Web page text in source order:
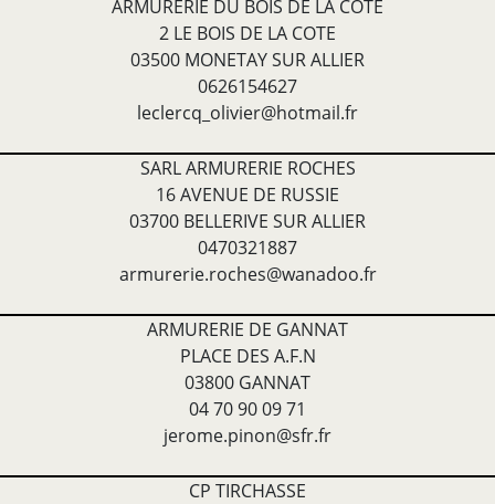
ARMURERIE DU BOIS DE LA COTE
2 LE BOIS DE LA COTE
03500 MONETAY SUR ALLIER
0626154627
leclercq_olivier@hotmail.fr
SARL ARMURERIE ROCHES
16 AVENUE DE RUSSIE
03700 BELLERIVE SUR ALLIER
0470321887
armurerie.roches@wanadoo.fr
ARMURERIE DE GANNAT
PLACE DES A.F.N
03800 GANNAT
04 70 90 09 71
jerome.pinon@sfr.fr
CP TIRCHASSE